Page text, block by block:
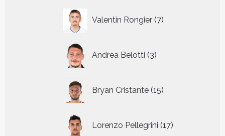
Valentin Rongier 7
producten
Andrea Belotti 3
producten
Bryan Cristante 15
producten
Lorenzo Pellegrini 17
producten